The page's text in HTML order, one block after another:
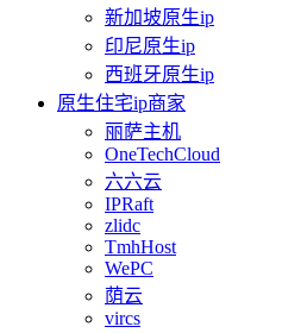
新加坡原生ip
印尼原生ip
西班牙原生ip
原生住宅ip商家
丽萨主机
OneTechCloud
六六云
IPRaft
zlidc
TmhHost
WePC
荫云
vircs